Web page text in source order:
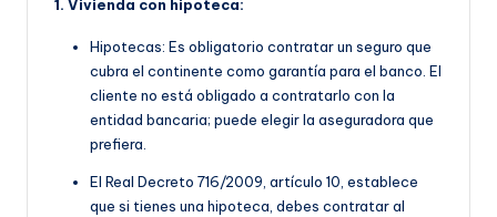
1. Vivienda con hipoteca:
Hipotecas: Es obligatorio contratar un seguro que
cubra el continente como garantía para el banco. El
cliente no está obligado a contratarlo con la
entidad bancaria; puede elegir la aseguradora que
prefiera.
El Real Decreto 716/2009, artículo 10, establece
que si tienes una hipoteca, debes contratar al